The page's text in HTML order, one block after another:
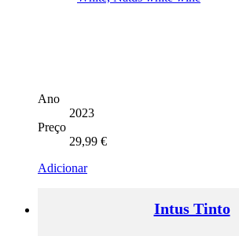
Ano
2023
Preço
29,99 €
Adicionar
Intus Tinto